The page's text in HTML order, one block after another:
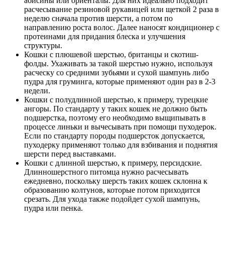
расчесывание резиновой рукавицей или щеткой 2 раза в
неделю сначала против шерсти, а потом по
направлению роста волос. Далее наносят кондиционер с
протеинами для придания блеска и улучшения
структуры.
Кошки с плюшевой шерстью, британцы и скотиш-
фолды. Ухаживать за такой шерстью нужно, используя
расческу со средними зубьями и сухой шампунь либо
пудра для груминга, которые применяют один раз в 2-3
недели.
Кошки с полудлинной шерстью, к примеру, турецкие
ангоры. По стандарту у таких кошек не должно быть
подшерстка, поэтому его необходимо выщипывать в
процессе линьки и вычесывать при помощи пуходерок.
Если по стандарту породы подшерсток допускается,
пуходерку применяют только для взбивания и поднятия
шерсти перед выставками.
Кошки с длинной шерстью, к примеру, персидские.
Длинношерстного питомца нужно расчесывать
ежедневно, поскольку шерсть таких кошек склонна к
образованию колтунов, которые потом приходится
срезать. Для ухода также подойдет сухой шампунь,
пудра или пенка.